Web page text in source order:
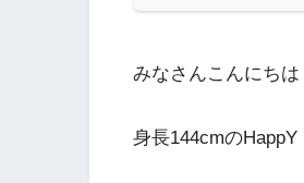
みなさんこんにちは
身長144cmのHappY